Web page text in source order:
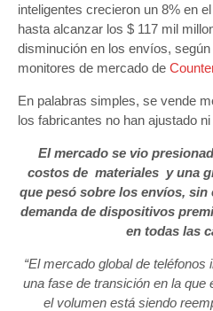
inteligentes crecieron un 8% en
hasta alcanzar los $ 117 mil
disminución en los envíos,
monitores de mercado de
En palabras simples, se vende
los fabricantes no han ajustado
El mercado se vio
costos de materiales y una
que pesó sobre los envíos,
demanda de dispositivos
en todas las
“El mercado global de
una fase de transición en la que
el volumen está siendo